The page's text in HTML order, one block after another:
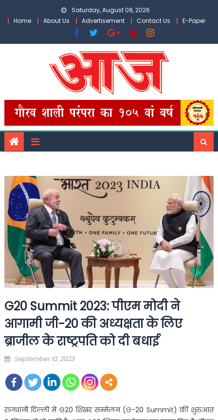
Saturday, August 08, 2026
Home
About Us Advertisement Contact Us E-Paper
G20 Summit 2023: पीएम मोदी ने
आगामी जी-20 की अध्यक्षता के लिए
ब्राजील के राष्ट्रपति को दी बधाई
Posted
September 10, 2023
राजधानी दिल्ली में G20 शिखर सम्मेलन (G-20 Summit) की शुरुआत